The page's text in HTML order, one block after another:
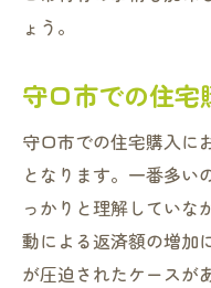
ょう。
守口市での住
守口市での住宅購入に
となります。一番多い
っかりと理解していな
動による返済額の増加
が圧迫されたケースが